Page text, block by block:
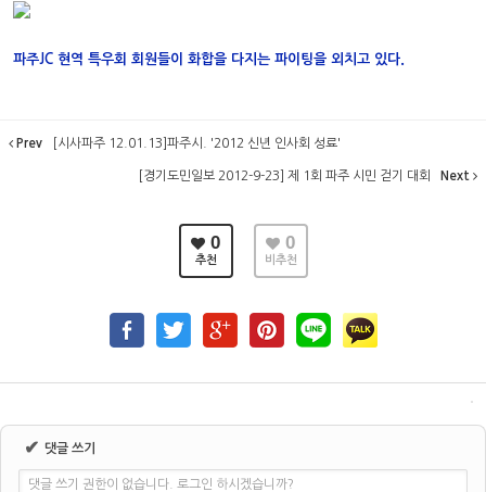
파주JC 현역 특우회 회원들이 화합을 다지는 파이팅을 외치고 있다
Prev [시사파주 12.01.13]파주시. '2012 신년 인사회 성료'
[경기도민일보 2012-9-23] 제 1회 파주 시민 걷기 대회 Next
0
추천
0
비추천
✔ 댓글 쓰기
댓글 쓰기 권한이 없습니다. 로그인 하시겠습니까?